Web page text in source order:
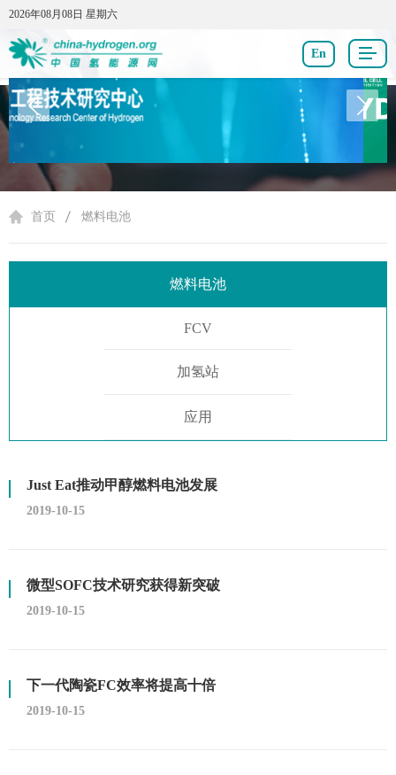
2026年08月08日 星期六
2026年08月08日 星期六
En
燃料电池
首页 燃料电池
燃料电池
FCV
加氢站
应用
Just Eat推动甲醇燃料电池发展
2019-10-15
微型SOFC技术研究获得新突破
2019-10-15
下一代陶瓷FC效率将提高十倍
2019-10-15